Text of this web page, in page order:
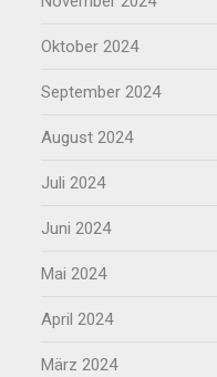
Oktober 2024
September 2024
August 2024
Juli 2024
Juni 2024
Mai 2024
April 2024
März 2024